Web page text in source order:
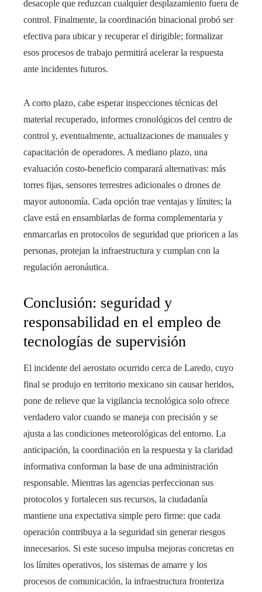
desacople que reduzcan cualquier desplazamiento fuera de
control. Finalmente, la coordinación binacional probó ser
efectiva para ubicar y recuperar el dirigible; formalizar
esos procesos de trabajo permitirá acelerar la respuesta
ante incidentes futuros.
A corto plazo, cabe esperar inspecciones técnicas del
material recuperado, informes cronológicos del centro de
control y, eventualmente, actualizaciones de manuales y
capacitación de operadores. A mediano plazo, una
evaluación costo-beneficio comparará alternativas: más
torres fijas, sensores terrestres adicionales o drones de
mayor autonomía. Cada opción trae ventajas y límites; la
clave está en ensamblarlas de forma complementaria y
enmarcarlas en protocolos de seguridad que prioricen a las
personas, protejan la infraestructura y cumplan con la
regulación aeronáutica.
Conclusión: seguridad y
responsabilidad en el empleo de
tecnologías de supervisión
El incidente del aerostato ocurrido cerca de Laredo, cuyo
final se produjo en territorio mexicano sin causar heridos,
pone de relieve que la vigilancia tecnológica solo ofrece
verdadero valor cuando se maneja con precisión y se
ajusta a las condiciones meteorológicas del entorno. La
anticipación, la coordinación en la respuesta y la claridad
informativa conforman la base de una administración
responsable. Mientras las agencias perfeccionan sus
protocolos y fortalecen sus recursos, la ciudadanía
mantiene una expectativa simple pero firme: que cada
operación contribuya a la seguridad sin generar riesgos
innecesarios. Si este suceso impulsa mejoras concretas en
los límites operativos, los sistemas de amarre y los
procesos de comunicación, la infraestructura fronteriza